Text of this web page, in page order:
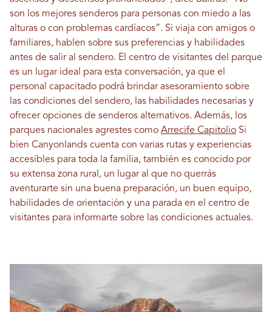
son los mejores senderos para personas con miedo a las
alturas o con problemas cardíacos”. Si viaja con amigos o
familiares, hablen sobre sus preferencias y habilidades
antes de salir al sendero. El centro de visitantes del parque
es un lugar ideal para esta conversación, ya que el
personal capacitado podrá brindar asesoramiento sobre
las condiciones del sendero, las habilidades necesarias y
ofrecer opciones de senderos alternativos. Además, los
parques nacionales agrestes como Arrecife Capitolio Si
bien Canyonlands cuenta con varias rutas y experiencias
accesibles para toda la familia, también es conocido por
su extensa zona rural, un lugar al que no querrás
aventurarte sin una buena preparación, un buen equipo,
habilidades de orientación y una parada en el centro de
visitantes para informarte sobre las condiciones actuales.